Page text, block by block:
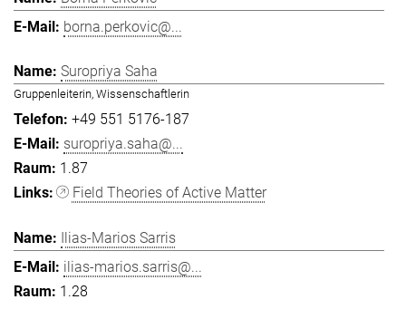
borna.perkovic@...
Suropriya Saha
Gruppenleiterin, Wissenschaftlerin
+49 551 5176-187
suropriya.saha@...
1.87
Field Theories of Active Matter
Ilias-Marios Sarris
ilias-marios.sarris@...
1.28